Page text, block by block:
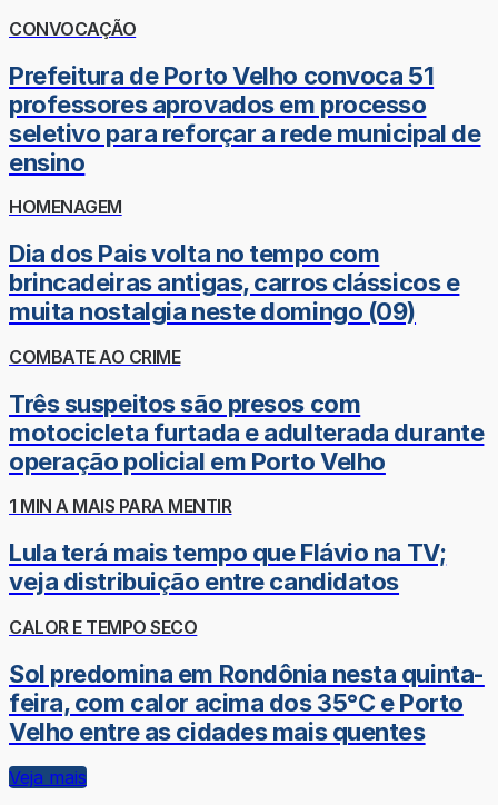
CONVOCAÇÃO
Prefeitura de Porto Velho convoca 51
professores aprovados em processo
seletivo para reforçar a rede municipal de
ensino
HOMENAGEM
Dia dos Pais volta no tempo com
brincadeiras antigas, carros clássicos e
muita nostalgia neste domingo (09)
COMBATE AO CRIME
Três suspeitos são presos com
motocicleta furtada e adulterada durante
operação policial em Porto Velho
1 MIN A MAIS PARA MENTIR
Lula terá mais tempo que Flávio na TV;
veja distribuição entre candidatos
CALOR E TEMPO SECO
Sol predomina em Rondônia nesta quinta-
feira, com calor acima dos 35°C e Porto
Velho entre as cidades mais quentes
Veja mais